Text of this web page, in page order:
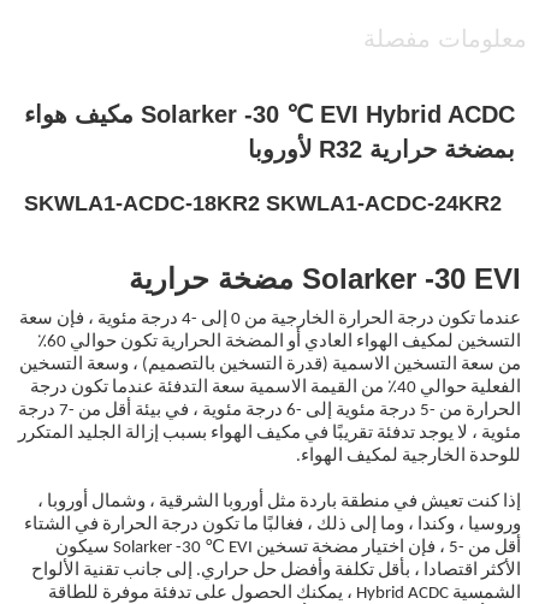
معلومات مفصلة
Solarker -30 ℃ EVI Hybrid ACDC مكيف هواء
بمضخة حرارية R32 لأوروبا
SKWLA1-ACDC-18KR2 SKWLA1-ACDC-24KR2
Solarker -30 EVI مضخة حرارية
عندما تكون درجة الحرارة الخارجية من 0 إلى -4 درجة مئوية ، فإن سعة
التسخين لمكيف الهواء العادي أو المضخة الحرارية تكون حوالي 60٪
من سعة التسخين الاسمية (قدرة التسخين بالتصميم) ، وسعة التسخين
الفعلية حوالي 40٪ من القيمة الاسمية سعة التدفئة عندما تكون درجة
الحرارة من -5 درجة مئوية إلى -6 درجة مئوية ، في بيئة أقل من -7 درجة
مئوية ، لا يوجد تدفئة تقريبًا في مكيف الهواء بسبب إزالة الجليد المتكرر
للوحدة الخارجية لمكيف الهواء.
إذا كنت تعيش في منطقة باردة مثل أوروبا الشرقية ، وشمال أوروبا ،
وروسيا ، وكندا ، وما إلى ذلك ، فغالبًا ما تكون درجة الحرارة في الشتاء
أقل من -5 ، فإن اختيار مضخة تسخين Solarker -30 ℃ EVI سيكون
الأكثر اقتصادا ، بأقل تكلفة وأفضل حل حراري. إلى جانب تقنية الألواح
الشمسية Hybrid ACDC ، يمكنك الحصول على تدفئة موفرة للطاقة